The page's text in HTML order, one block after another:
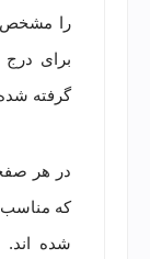
را مشخص
برای درج
گرفته
که مناسب
شده